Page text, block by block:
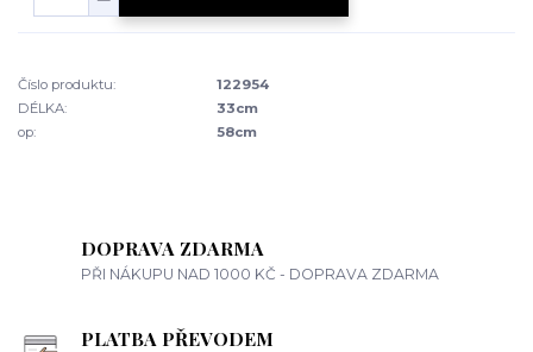
Číslo produktu:
122954
DÉLKA:
33cm
op:
58cm
DOPRAVA ZDARMA
PŘI NÁKUPU NAD 1000 KČ - DOPRAVA ZDARMA
PLATBA PŘEVODEM